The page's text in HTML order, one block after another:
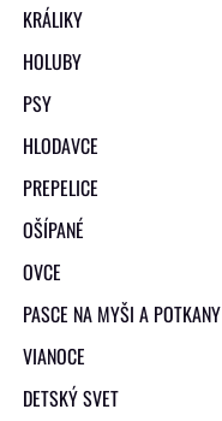
KRÁLIKY
HOLUBY
PSY
HLODAVCE
PREPELICE
OŠÍPANÉ
OVCE
PASCE NA MYŠI A POTKANY
VIANOCE
DETSKÝ SVET